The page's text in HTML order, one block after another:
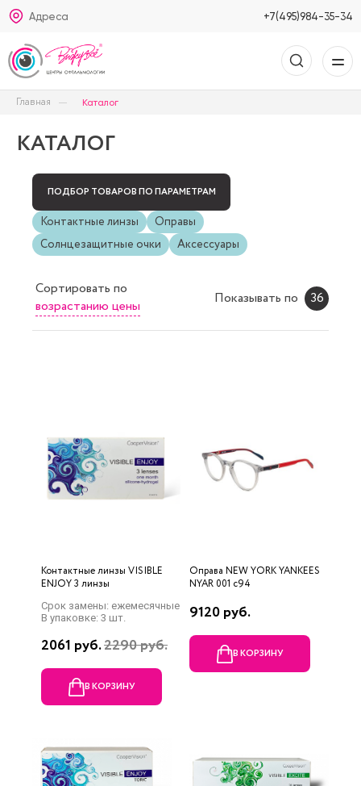
Адреса +7(495)984-35-34
Главная Каталог
КАТАЛОГ
ПОДБОР ТОВАРОВ ПО ПАРАМЕТРАМ
Контактные линзы
Оправы
Солнцезащитные очки
Аксессуары
Сортировать по
возрастанию цены
Показывать по 36
Контактные линзы VISIBLE
ENJOY 3 линзы
Срок замены: ежемесячные
В упаковке: 3 шт.
2061 руб.2290 руб.
В КОРЗИНУ
Оправа NEW YORK YANKEES
NYAR 001 c94
9120 руб.
В КОРЗИНУ